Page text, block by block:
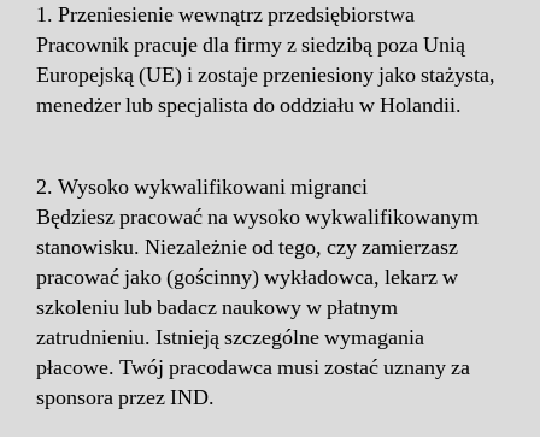
1. Przeniesienie wewnątrz przedsiębiorstwa
Pracownik pracuje dla firmy z siedzibą poza Unią
Europejską (UE) i zostaje przeniesiony jako stażysta,
menedżer lub specjalista do oddziału w Holandii.
2. Wysoko wykwalifikowani migranci
Będziesz pracować na wysoko wykwalifikowanym
stanowisku. Niezależnie od tego, czy zamierzasz
pracować jako (gościnny) wykładowca, lekarz w
szkoleniu lub badacz naukowy w płatnym
zatrudnieniu. Istnieją szczególne wymagania
płacowe. Twój pracodawca musi zostać uznany za
sponsora przez IND.